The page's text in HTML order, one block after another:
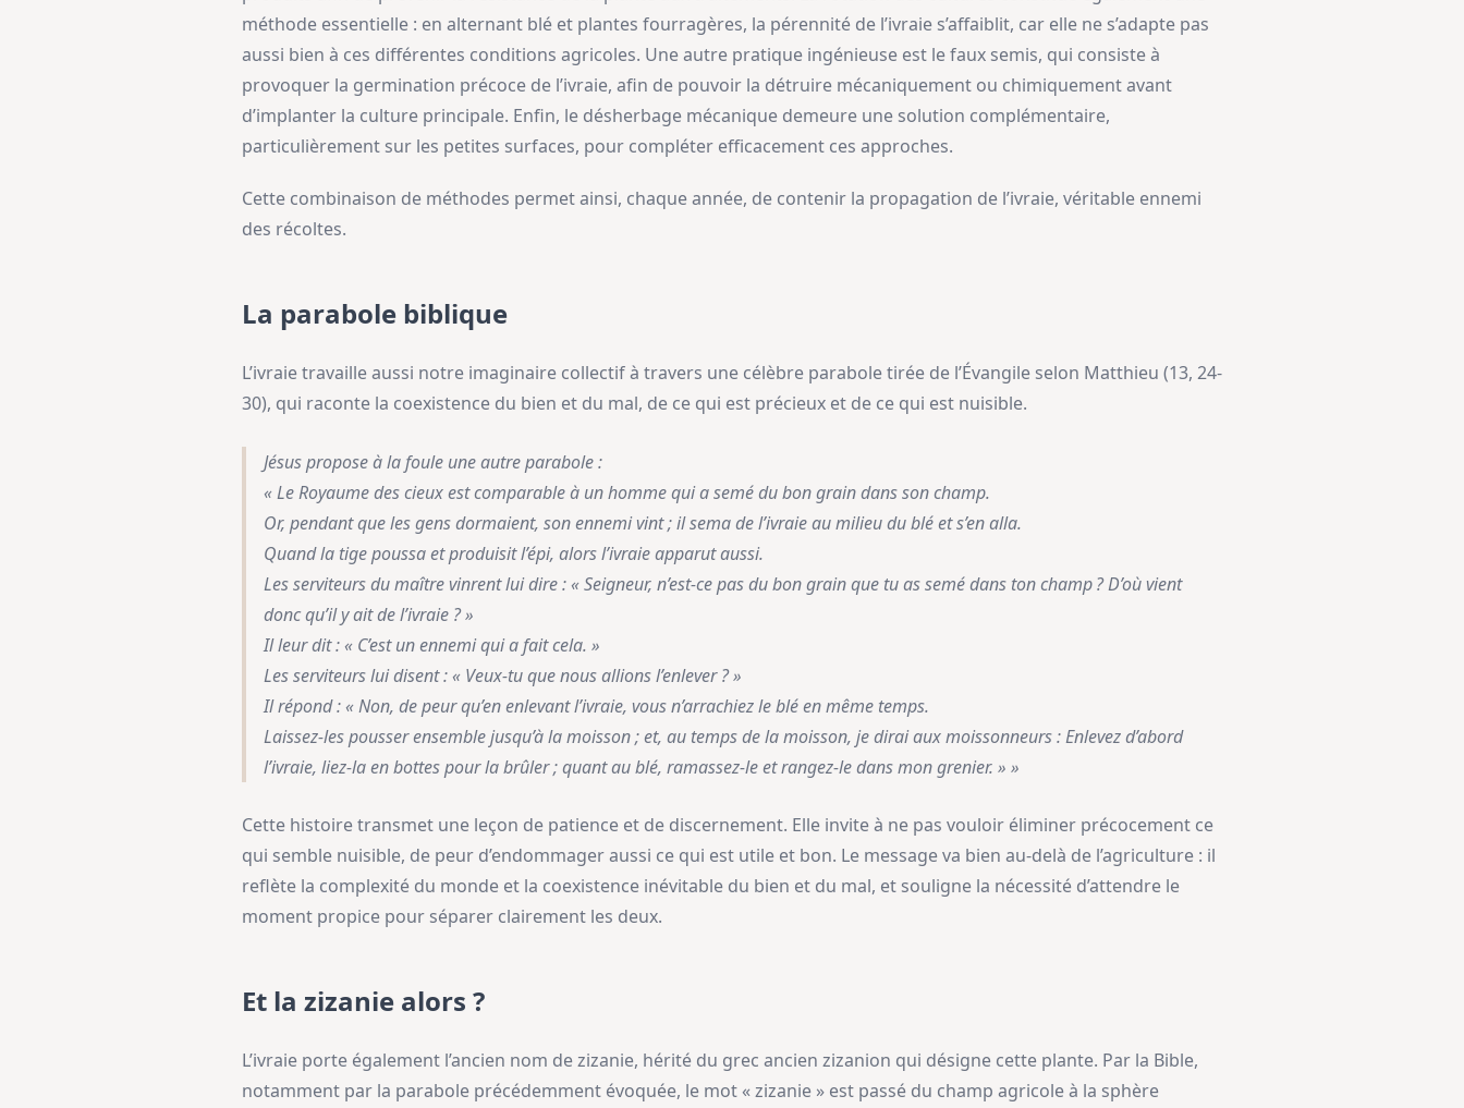
méthode essentielle : en alternant blé et plantes fourragères, la pérennité de l’ivraie s’affaiblit, car elle ne s’adapte pas
aussi bien à ces différentes conditions agricoles. Une autre pratique ingénieuse est le faux semis, qui consiste à
provoquer la germination précoce de l’ivraie, afin de pouvoir la détruire mécaniquement ou chimiquement avant
d’implanter la culture principale. Enfin, le désherbage mécanique demeure une solution complémentaire,
particulièrement sur les petites surfaces, pour compléter efficacement ces approches.
Cette combinaison de méthodes permet ainsi, chaque année, de contenir la propagation de l’ivraie, véritable ennemi
des récoltes.
La parabole biblique
L’ivraie travaille aussi notre imaginaire collectif à travers une célèbre parabole tirée de l’Évangile selon Matthieu (13, 24-
30), qui raconte la coexistence du bien et du mal, de ce qui est précieux et de ce qui est nuisible.
Jésus propose à la foule une autre parabole :
« Le Royaume des cieux est comparable à un homme qui a semé du bon grain dans son champ.
Or, pendant que les gens dormaient, son ennemi vint ; il sema de l’ivraie au milieu du blé et s’en alla.
Quand la tige poussa et produisit l’épi, alors l’ivraie apparut aussi.
Les serviteurs du maître vinrent lui dire : « Seigneur, n’est-ce pas du bon grain que tu as semé dans ton champ ? D’où vient
donc qu’il y ait de l’ivraie ? »
Il leur dit : « C’est un ennemi qui a fait cela. »
Les serviteurs lui disent : « Veux-tu que nous allions l’enlever ? »
Il répond : « Non, de peur qu’en enlevant l’ivraie, vous n’arrachiez le blé en même temps.
Laissez-les pousser ensemble jusqu’à la moisson ; et, au temps de la moisson, je dirai aux moissonneurs : Enlevez d’abord
l’ivraie, liez-la en bottes pour la brûler ; quant au blé, ramassez-le et rangez-le dans mon grenier. » »
Cette histoire transmet une leçon de patience et de discernement. Elle invite à ne pas vouloir éliminer précocement ce
qui semble nuisible, de peur d’endommager aussi ce qui est utile et bon. Le message va bien au-delà de l’agriculture : il
reflète la complexité du monde et la coexistence inévitable du bien et du mal, et souligne la nécessité d’attendre le
moment propice pour séparer clairement les deux.
Et la zizanie alors ?
L’ivraie porte également l’ancien nom de zizanie, hérité du grec ancien zizanion qui désigne cette plante. Par la Bible,
notamment par la parabole précédemment évoquée, le mot « zizanie » est passé du champ agricole à la sphère